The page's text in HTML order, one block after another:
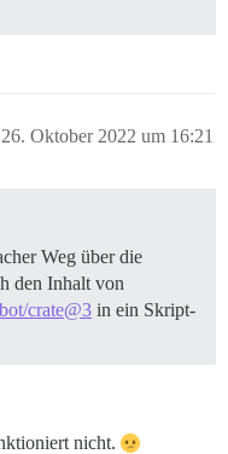
26. Oktober 2022 um 16:21
Weg über die
den Inhalt von
crate@3 in ein Skript-
nicht.